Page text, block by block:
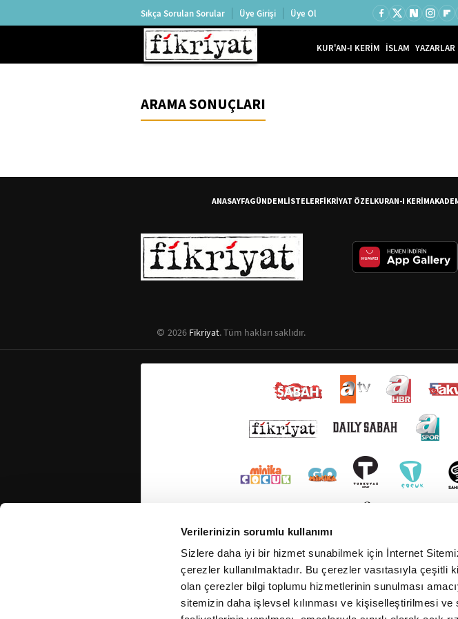
Verilerinizin sorumlu kullanımı
Sizlere daha iyi bir hizmet sunabilmek için İnternet
çerezler kullanılmaktadır. Bu çerezler vasıtasıyla
olan çerezler bilgi toplumu hizmetlerinin sunulması
sitemizin daha işlevsel kılınması ve kişiselleştirilmesi
Sıkça Sorulan Sorular Üye Girişi Üye Ol
KUR'AN-I KERİM İSLAM YAZARLAR
ARAMA SONUÇLARI
ANASAYFAGÜNDEMLİSTELERFİKRİYAT ÖZELKURAN-I KERİM
2026 Fikriyat. Tüm hakları saklıdır.